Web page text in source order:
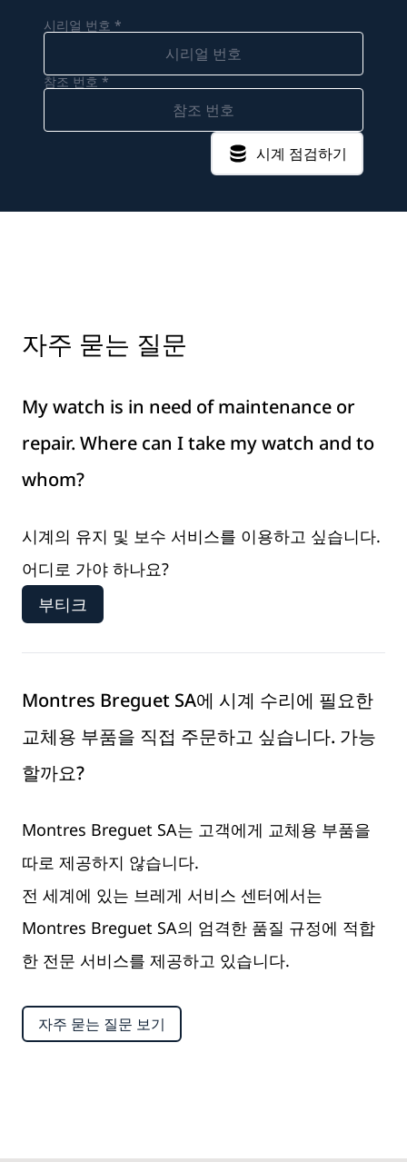
시리얼 번호 *
참조 번호 *
시계 점검하기
자주 묻는 질문
My watch is in need of maintenance or
repair. Where can I take my watch and to
whom?
시계의 유지 및 보수 서비스를 이용하고 싶습니다.
어디로 가야 하나요?
부티크
Montres Breguet SA에 시계 수리에 필요한
교체용 부품을 직접 주문하고 싶습니다. 가능
할까요?
Montres Breguet SA는 고객에게 교체용 부품을
따로 제공하지 않습니다.
전 세계에 있는 브레게 서비스 센터에서는
Montres Breguet SA의 엄격한 품질 규정에 적합
한 전문 서비스를 제공하고 있습니다.
자주 묻는 질문 보기